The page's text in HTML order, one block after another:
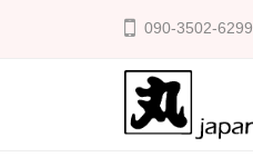
090-3502-6299
草
の
友